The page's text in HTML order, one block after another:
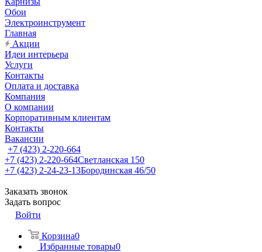
Обои
Электроинструмент
Главная
Акции
Идеи интерьера
Услуги
Контакты
Оплата и доставка
Компания
О компании
Корпоративным клиентам
Контакты
Вакансии
+7 (423) 2-220-664
+7 (423) 2-220-664Светланская 150
+7 (423) 2-24-23-13Бородинская 46/50
Заказать звонок
Задать вопрос
Войти
Корзина0
Избранные товары0